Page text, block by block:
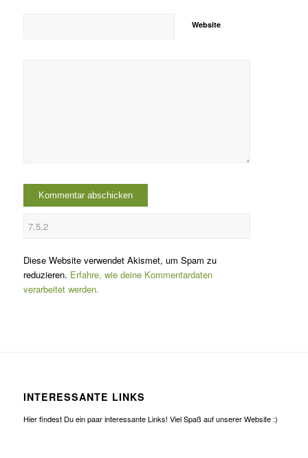
Website
Diese Website verwendet Akismet, um Spam zu
reduzieren. Erfahre, wie deine Kommentardaten
verarbeitet werden.
INTERESSANTE LINKS
Hier findest Du ein paar interessante Links! Viel Spaß auf unserer Website :)